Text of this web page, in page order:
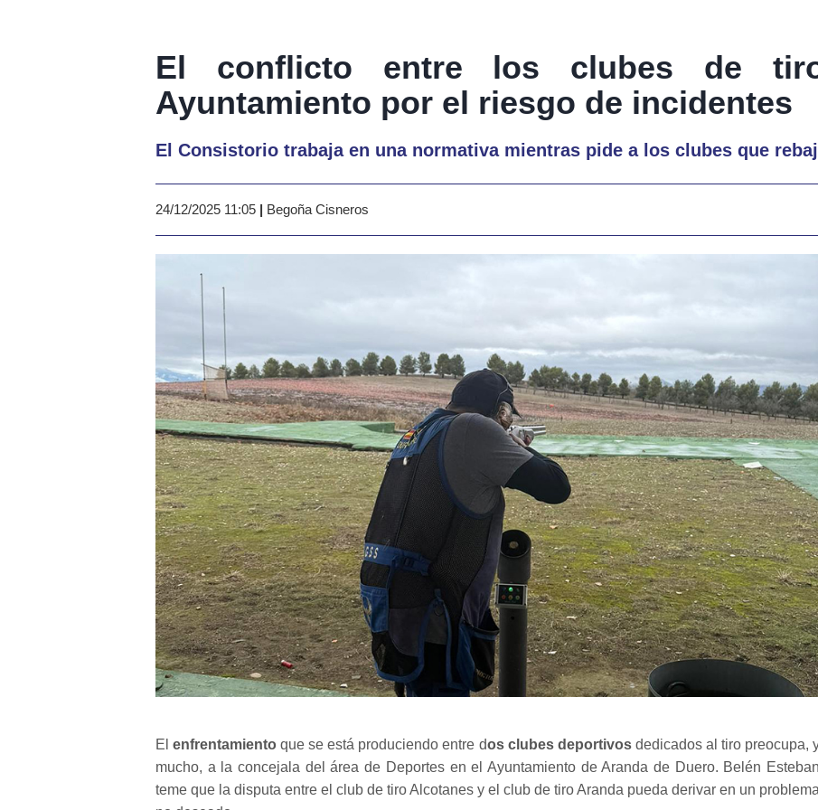
El conflicto entre los clubes de
Ayuntamiento por el riesgo de incidentes
El Consistorio trabaja en una normativa mientras pide a los clubes que
24/12/2025 11:05 | Begoña Cisneros
Elenfrentamiento que se está produciendo entre dos clubes deportivos dedicados al tiro preocupa,
mucho, a la concejala del área de Deportes en el Ayuntamiento de Aranda de Duero. Belén Esteban
teme que la disputa entre el club de tiro Alcotanes y el club de tiro Aranda pueda derivar en un problema